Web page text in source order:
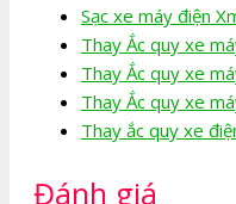
Sạc xe máy điện
Thay Ắc quy xe
Thay Ắc quy xe
Thay Ắc quy xe
Thay ắc quy xe
Đánh giá